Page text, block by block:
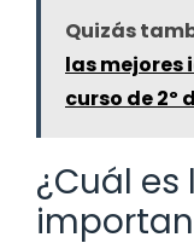
Quizás
las mejores
curso de 2º
¿Cuál